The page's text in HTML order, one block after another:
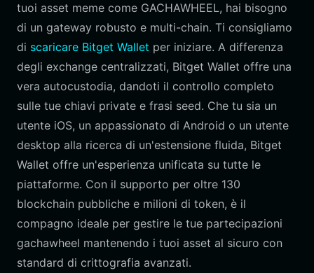
tuoi asset meme come GACHAWHEEL, hai bisogno
di un gateway robusto e multi-chain. Ti consigliamo
di scaricare Bitget Wallet per iniziare. A differenza
degli exchange centralizzati, Bitget Wallet offre una
vera autocustodia, dandoti il controllo completo
sulle tue chiavi private e frasi seed. Che tu sia un
utente iOS, un appassionato di Android o un utente
desktop alla ricerca di un'estensione fluida, Bitget
Wallet offre un'esperienza unificata su tutte le
piattaforme. Con il supporto per oltre 130
blockchain pubbliche e milioni di token, è il
compagno ideale per gestire le tue partecipazioni
gachawheel mantenendo i tuoi asset al sicuro con
standard di crittografia avanzati.